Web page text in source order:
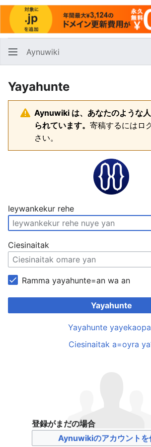
Aynuwiki
Yayahunte
Aynuwiki は、あなたのような
られています。 寄稿するにはロ
さい。
Ieywankekur rehe
Ciesinaitak
Ramma yayahunte=an wa an
Yayahunte
Yayahunte
Ciesinaitak a=oyra
登録がまだの場合
Aynuwikiのアカウントを